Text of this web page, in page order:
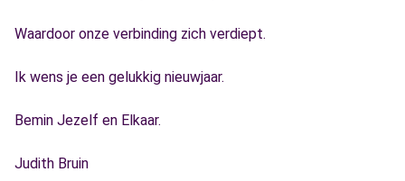
Waardoor onze verbinding zich verdiept.
Ik wens je een gelukkig nieuwjaar.
Bemin Jezelf en Elkaar.
Judith Bruin